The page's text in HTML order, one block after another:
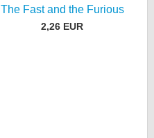
The Fast and the Furious
2,26 EUR